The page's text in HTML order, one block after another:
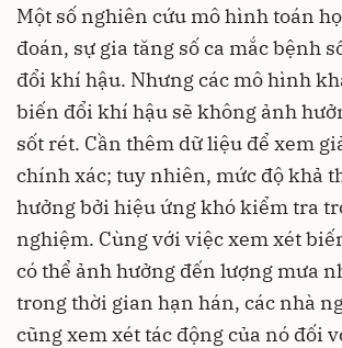
Một số nghiên cứu mô hình toán
đoán, sự gia tăng số ca mắc bệnh
đổi khí hậu. Nhưng các mô hình
biến đổi khí hậu sẽ không ảnh
sốt rét. Cần thêm dữ liệu để xem
chính xác; tuy nhiên, mức độ khả
hưởng bởi hiệu ứng khó kiểm tra
nghiệm. Cùng với việc xem xét
có thể ảnh hưởng đến lượng mưa
trong thời gian hạn hán, các nhà
cũng xem xét tác động của nó đối